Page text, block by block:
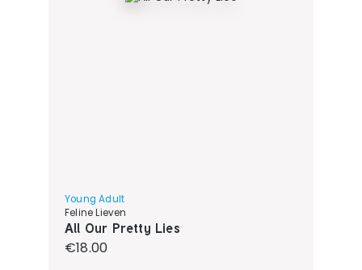
Young Adult
Feline Lieven
All Our Pretty Lies
Regular price:
€18.00